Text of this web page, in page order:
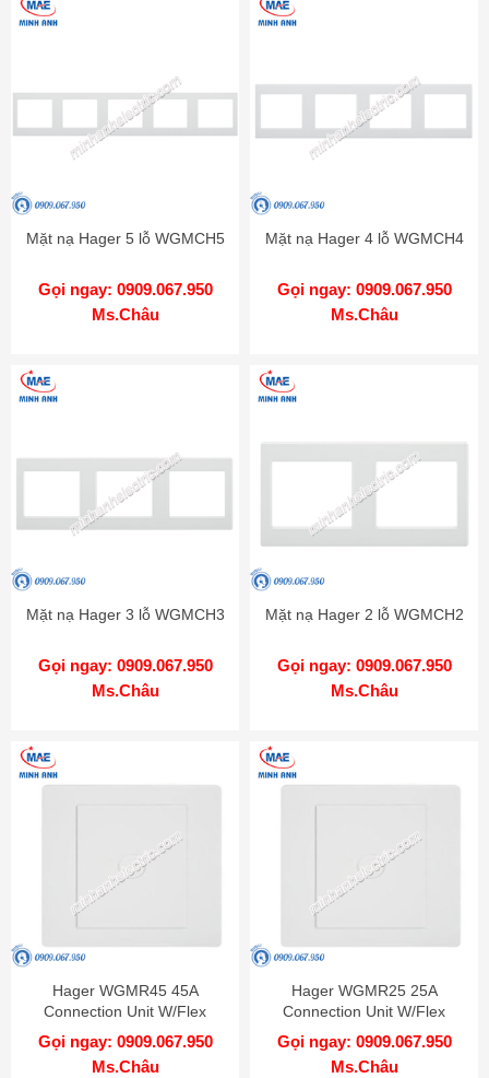
Mặt nạ Hager 5 lỗ WGMCH5
Gọi ngay: 0909.067.950
Ms.Châu
Mặt nạ Hager 4 lỗ WGMCH4
Gọi ngay: 0909.067.950
Ms.Châu
Mặt nạ Hager 3 lỗ WGMCH3
Gọi ngay: 0909.067.950
Ms.Châu
Mặt nạ Hager 2 lỗ WGMCH2
Gọi ngay: 0909.067.950
Ms.Châu
Hager WGMR45 45A
Connection Unit W/Flex
Outlet
Gọi ngay: 0909.067.950
Ms.Châu
Hager WGMR25 25A
Connection Unit W/Flex
Outlet
Gọi ngay: 0909.067.950
Ms.Châu